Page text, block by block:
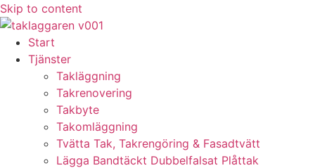
Skip to content
Start
Tjänster
Takläggning
Takrenovering
Takbyte
Takomläggning
Tvätta Tak, Takrengöring & Fasadtvätt
Lägga Bandtäckt Dubbelfalsat Plåttak